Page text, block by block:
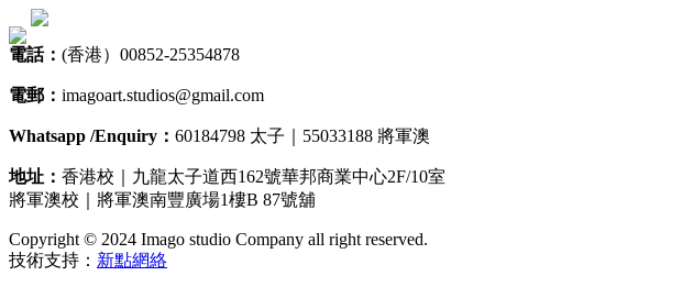
電話： (香港）00852-25354878
電郵： imagoart.studios@gmail.com
Whatsapp /Enquiry： 60184798 太子｜55033188 將軍澳
地址： 香港校｜九龍太子道西162號華邦商業中心2F/10室
將軍澳校｜將軍澳南豐廣場1樓B 87號舖
Copyright © 2024 Imago studio Company all right reserved.
技術支持： 新點網絡